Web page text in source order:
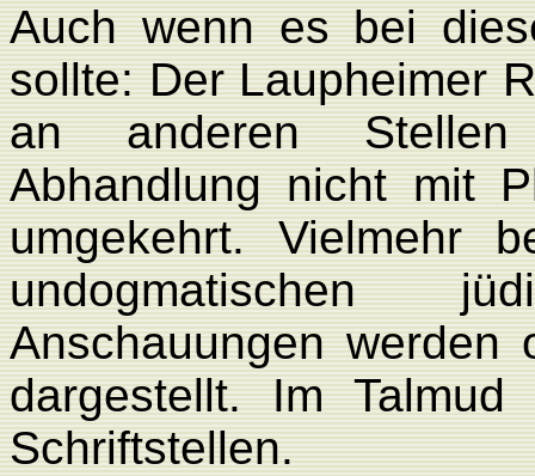
Auch wenn es bei
sollte: Der Laupheimer
an anderen Stellen
Abhandlung nicht mit
umgekehrt. Vielmehr
undogmatischen
Anschauungen werden
dargestellt. Im
Schriftstellen.